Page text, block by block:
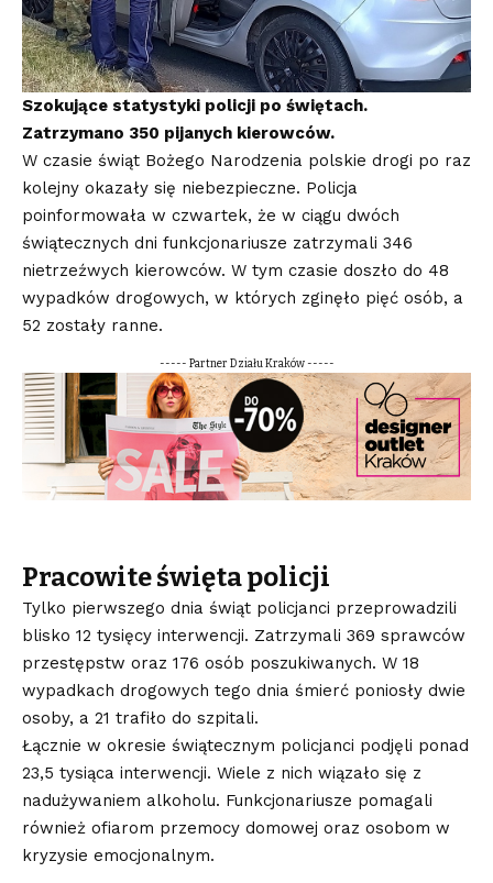
Szokujące statystyki policji po świętach.
Zatrzymano 350 pijanych kierowców.
W czasie świąt Bożego Narodzenia polskie drogi po raz
kolejny okazały się niebezpieczne. Policja
poinformowała w czwartek, że w ciągu dwóch
świątecznych dni funkcjonariusze zatrzymali 346
nietrzeźwych kierowców. W tym czasie doszło do 48
wypadków drogowych, w których zginęło pięć osób, a
52 zostały ranne.
----- Partner Działu Kraków -----
Pracowite święta policji
Tylko pierwszego dnia świąt policjanci przeprowadzili
blisko 12 tysięcy interwencji. Zatrzymali 369 sprawców
przestępstw oraz 176 osób poszukiwanych. W 18
wypadkach drogowych tego dnia śmierć poniosły dwie
osoby, a 21 trafiło do szpitali.
Łącznie w okresie świątecznym policjanci podjęli ponad
23,5 tysiąca interwencji. Wiele z nich wiązało się z
nadużywaniem alkoholu. Funkcjonariusze pomagali
również ofiarom przemocy domowej oraz osobom w
kryzysie emocjonalnym.